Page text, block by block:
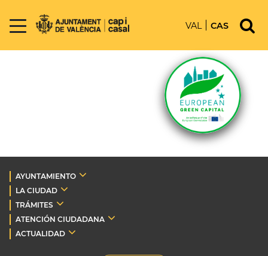
VAL CAS
AYUNTAMIENTO
LA CIUDAD
TRÁMITES
ATENCIÓN CIUDADANA
ACTUALIDAD